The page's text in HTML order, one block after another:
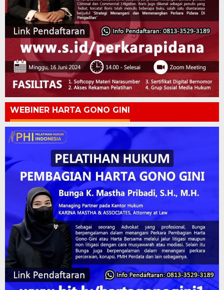
WEBINER HARTA GONO GINI